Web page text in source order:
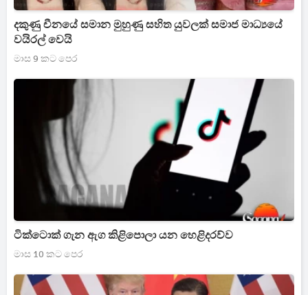
දකුණු චීනයේ සමාන මුහුණු සහිත යුවලක් සමාජ මාධ්‍යයේ
වයිරල් වෙයි
මාස 9 කට පෙර
ටික්ටොක් ගැන ඇග කිළිපොලා යන හෙළිදරව්ව
මාස 10 කට පෙර